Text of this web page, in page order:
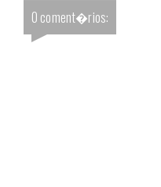
0 coment�rios: